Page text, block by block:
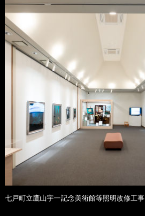
七戸町立鷹山宇一記念美術館等照明改修工事